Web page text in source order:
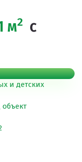
м2 с
и детских
объект